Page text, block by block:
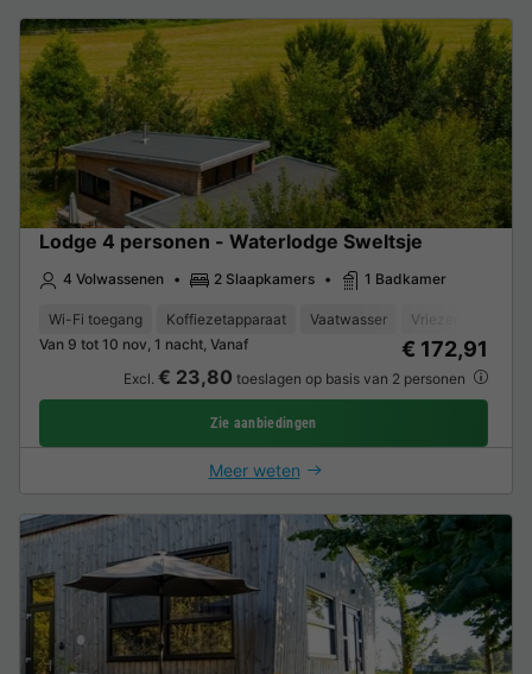
Lodge 4 personen - Waterlodge Sweltsje
4 Volwassenen 2 Slaapkamers 1 Badkamer
Wi-Fi toegang Koffiezetapparaat Vaatwasser Vriezer
Van 9 tot 10 nov, 1 nacht, Vanaf
€ 172,91
Excl. € 23,80 toeslagen op basis van 2 personen
Zie aanbiedingen
Meer weten